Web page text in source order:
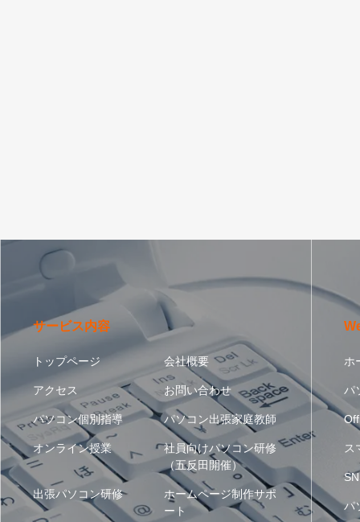
サービス内容
トップページ 会社概要
アクセス お問い合わせ
パソコン個別指導 パソコン出張家庭教師
オンライン授業
社員向けパソコン研修
（五反田開催）
出張パソコン研修
ホームページ制作サポ
ート
ホ
パ
ス
パ